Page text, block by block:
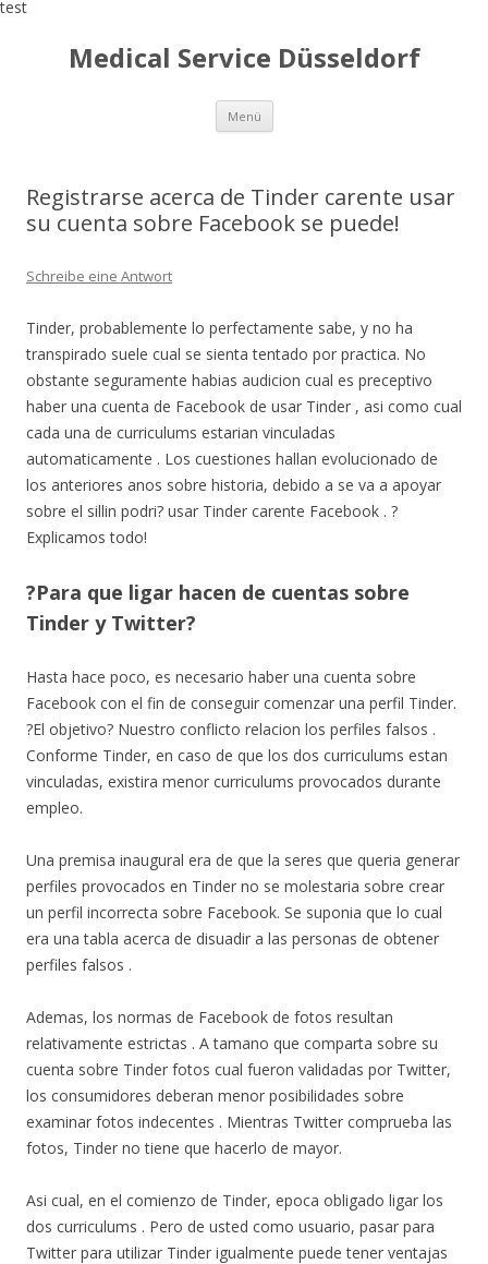
test
Medical Service Düsseldorf
Menü Zum
springen
Registrarse acerca de Tinder carente usar
su cuenta sobre Facebook se puede!
Schreibe eine Antwort
Tinder, probablemente lo perfectamente sabe, y no ha
transpirado suele cual se sienta tentado por practica. No
obstante seguramente habias audicion cual es preceptivo
haber una cuenta de Facebook de usar Tinder , asi­ como cual
cada una de curriculums estarian vinculadas
automaticamente . Los cuestiones hallan evolucionado de
los anteriores anos sobre historia, debido a se va a apoyar
sobre el silli­n podri? usar Tinder carente Facebook . ?
Explicamos todo!
?Para que ligar hacen de cuentas sobre
Tinder y Twitter?
Hasta hace poco, es necesario haber una cuenta sobre
Facebook con el fin de conseguir comenzar una perfil Tinder.
?El objetivo? Nuestro conflicto relacion los perfiles falsos .
Conforme Tinder, en caso de que los dos curriculums estan
vinculadas, existira menor curriculums provocados durante
empleo.
Una premisa inaugural era de que la seres que queria generar
perfiles provocados en Tinder no se molestaria sobre crear
un perfil incorrecta sobre Facebook. Se suponia que lo cual
era una tabla acerca de disuadir a las personas de obtener
perfiles falsos .
Ademas, los normas de Facebook de fotos resultan
relativamente estrictas . A tamano que comparta sobre su
cuenta sobre Tinder fotos cual fueron validadas por Twitter,
los consumidores deberan menor posibilidades sobre
examinar fotos indecentes . Mientras Twitter comprueba las
fotos, Tinder no tiene que hacerlo de mayor.
Asi cual, en el comienzo de Tinder, epoca obligado ligar los
dos curriculums . Pero de usted como usuario, pasar para
Twitter para utilizar Tinder igualmente puede tener ventajas